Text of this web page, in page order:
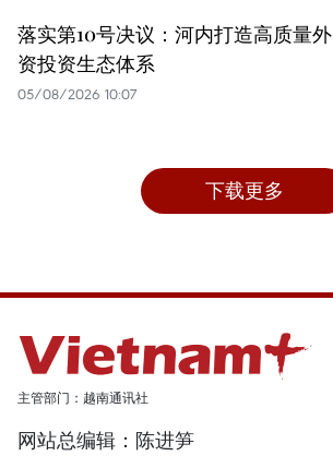
落实第10号决议：河内打造高质量外
资投资生态体系
05/08/2026 10:07
下载更多
主管部门：越南通讯社
网站总编辑：陈进笋